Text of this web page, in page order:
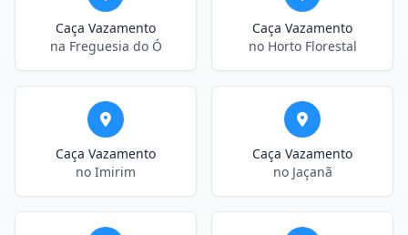
Caça Vazamento
na Freguesia do Ó
Caça Vazamento
no Horto Florestal
Caça Vazamento
no Imirim
Caça Vazamento
no Jaçanã